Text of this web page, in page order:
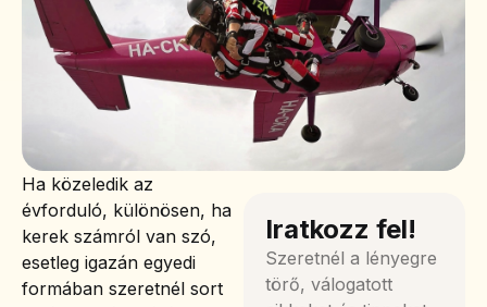
Ha közeledik az
évforduló, különösen, ha
kerek számról van szó,
esetleg igazán egyedi
formában szeretnél sort
Iratkozz fel!
Szeretnél a lényegre
törő, válogatott